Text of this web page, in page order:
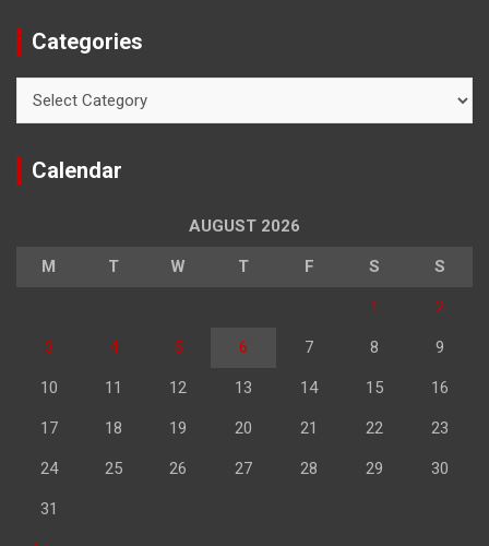
Categories
Calendar
AUGUST 2026
M T W T F S S
1 2
3 4 5 6 7 8 9
10 11 12 13 14 15 16
17 18 19 20 21 22 23
24 25 26 27 28 29 30
31